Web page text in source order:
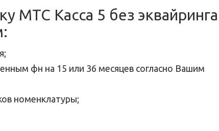
МТС Касса 5 без эквайринга
фн на 15 или 36 месяцев согласно Вашим
номенклатуры;